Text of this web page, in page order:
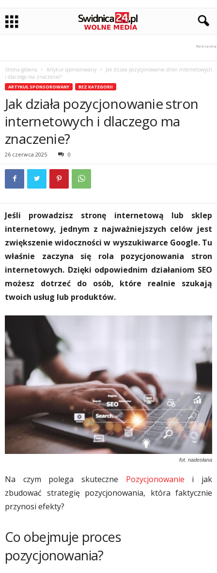
Strona główna Artykuł sponsorowany
Jak działa pozycjonowanie stron internetowych
i dlaczego ma znaczenie?
ARTYKUŁ SPONSOROWANY BEZ KATEGORII
Jak działa pozycjonowanie stron
internetowych i dlaczego ma
znaczenie?
26 czerwca 2025 0
Jeśli prowadzisz stronę internetową lub sklep
internetowy, jednym z najważniejszych celów jest
zwiększenie widoczności w wyszukiwarce Google. Tu
właśnie zaczyna się rola pozycjonowania stron
internetowych. Dzięki odpowiednim działaniom SEO
możesz dotrzeć do osób, które realnie szukają
twoich usług lub produktów.
fot. nadesłana
Na czym polega skuteczne Pozycjonowanie i jak
zbudować strategię pozycjonowania, która faktycznie
przynosi efekty?
Co obejmuje proces
pozycjonowania?